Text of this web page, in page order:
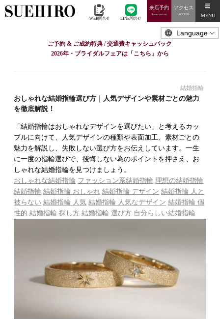
WEB問合せ LINE問合せ
来店予約
Reservation
アクセス
ACCESS MENU
ご予約 & ご成約特典 / 交通費キャッシュバック
2026年・ブライダルフェアは「こちら」から
結婚指輪
おしゃれな結婚指輪選び方｜人気デザインや素材ごとの魅力
を徹底解説！
「結婚指輪はおしゃれなデザインを選びたい」と考えるカッ
プルに向けて、人気デザインの種類や表面加工、素材ごとの
魅力を解説し、失敗しない選び方をお伝えしています。一生
に一度の指輪選びで、後悔しない為のポイントを押さえ、お
しゃれな結婚指輪を見つけましょう。
おしゃれな結婚指輪 ファッション系結婚指輪 理想の結婚指輪
結婚指輪 結婚指輪 おしゃれ 結婚指輪 デザイン 結婚指輪 人と
被らない 結婚指輪 人気 結婚指輪 人気なデザイン 結婚指輪 個
性的 結婚指輪 探し方 結婚指輪 選び方 自分らしい結婚指輪